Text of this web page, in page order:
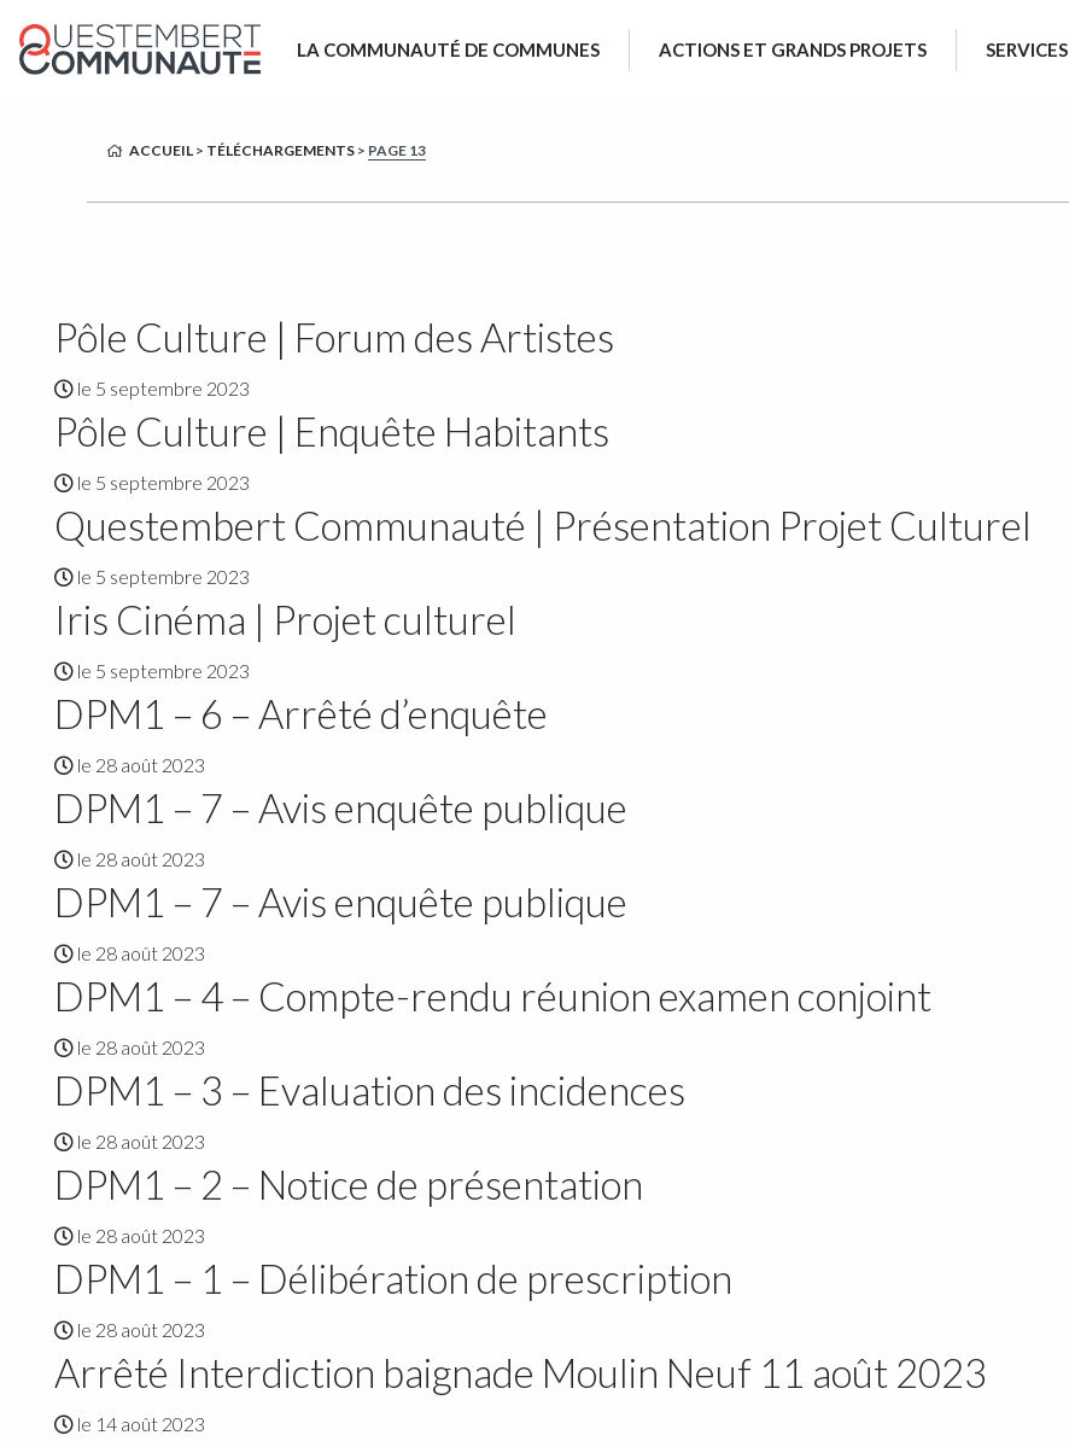
LA COMMUNAUTÉ DE COMMUNES ACTIONS ET GRANDS PROJETS SERVICES
ACCUEIL > TÉLÉCHARGEMENTS > PAGE 13
Pôle Culture | Forum des Artistes
le 5 septembre 2023
Pôle Culture | Enquête Habitants
le 5 septembre 2023
Questembert Communauté | Présentation Projet Culturel
le 5 septembre 2023
Iris Cinéma | Projet culturel
le 5 septembre 2023
DPM1 – 6 – Arrêté d’enquête
le 28 août 2023
DPM1 – 7 – Avis enquête publique
le 28 août 2023
DPM1 – 7 – Avis enquête publique
le 28 août 2023
DPM1 – 4 – Compte-rendu réunion examen conjoint
le 28 août 2023
DPM1 – 3 – Evaluation des incidences
le 28 août 2023
DPM1 – 2 – Notice de présentation
le 28 août 2023
DPM1 – 1 – Délibération de prescription
le 28 août 2023
Arrêté Interdiction baignade Moulin Neuf 11 août 2023
le 14 août 2023